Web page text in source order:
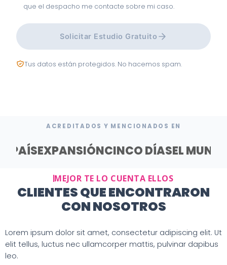
que el despacho me contacte sobre mi caso.
Solicitar Estudio Gratuito
Tus datos están protegidos. No hacemos spam.
ACREDITADOS Y MENCIONADOS EN
PAÍSEXPANSIÓNCINCO DÍASEL
MEJOR TE LO CUENTA ELLOS
CLIENTES QUE ENCONTRARON
CON NOSOTROS
Lorem ipsum dolor sit amet, consectetur adipiscing elit. Ut
elit tellus, luctus nec ullamcorper mattis, pulvinar dapibus
leo.